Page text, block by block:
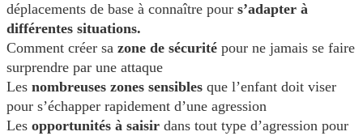
déplacements de base à connaître pour s’adapter à
différentes situations.
Comment créer sa zone de sécurité pour ne jamais se faire
surprendre par une attaque
Les nombreuses zones sensibles que l’enfant doit viser
pour s’échapper rapidement d’une agression
Les opportunités à saisir dans tout type d’agression pour